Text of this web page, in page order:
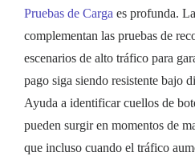
Pruebas de Carga es profunda.
complementan las pruebas de
escenarios de alto tráfico para
pago siga siendo resistente bajo
Ayuda a identificar cuellos de
pueden surgir en momentos de
que incluso cuando el tráfico